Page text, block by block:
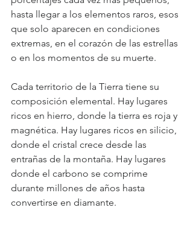
hasta llegar a los elementos raros, esos
que solo aparecen en condiciones
extremas, en el corazón de las estrellas
o en los momentos de su muerte.
Cada territorio de la Tierra tiene su
composición elemental. Hay lugares
ricos en hierro, donde la tierra es roja y
magnética. Hay lugares ricos en silicio,
donde el cristal crece desde las
entrañas de la montaña. Hay lugares
donde el carbono se comprime
durante millones de años hasta
convertirse en diamante.